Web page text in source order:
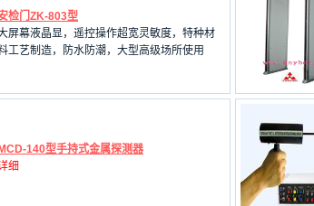
检门ZK-803型
屏幕液晶显，遥控操作超宽灵敏度，特种材
工艺制造，防水防潮，大型高级场所使用
MCD-140型手持式金属探测器
细